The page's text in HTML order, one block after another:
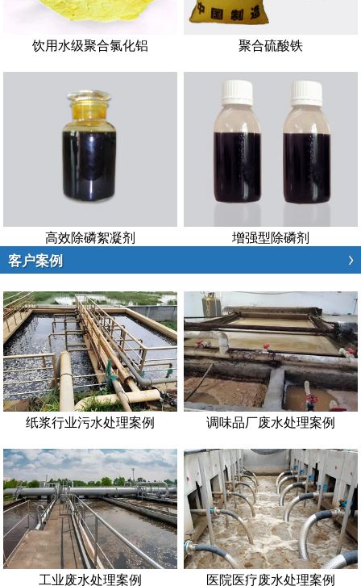
饮用水级聚合氯化铝 聚合硫酸铁
高效除磷絮凝剂 增强型除磷剂
客户案例
纸浆行业污水处理案例 调味品厂废水处理案例
工业废水处理案例 医院医疗废水处理案例